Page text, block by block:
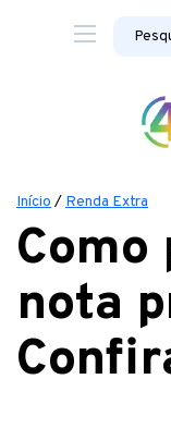
Início / Renda Extra
nota